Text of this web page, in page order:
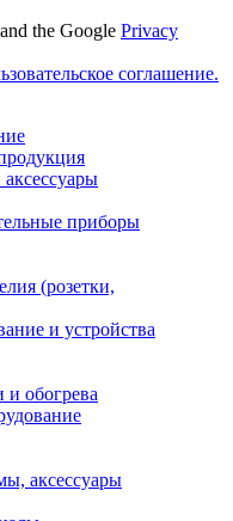
the Google Privacy
соглашение.
приборы
(розетки,
и устройства
и обогрева
аксессуары